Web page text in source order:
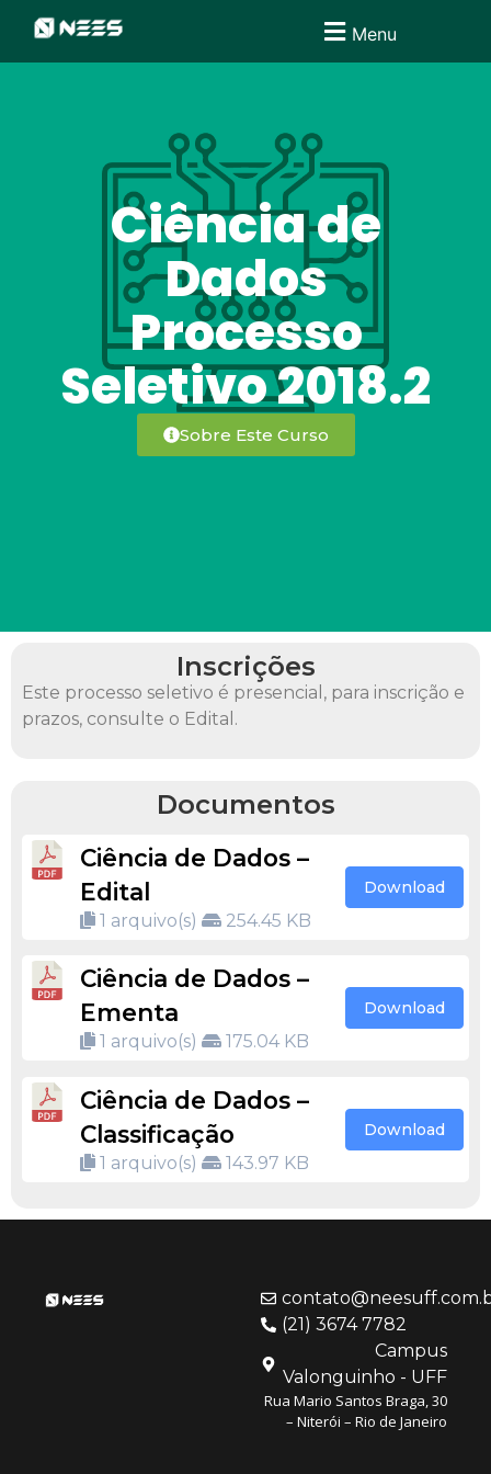
Menu
Ciência de
Dados
Processo
Seletivo 2018.2
Sobre Este Curso
Inscrições
Este processo seletivo é presencial, para inscrição e
prazos, consulte o Edital.
Documentos
Ciência de Dados –
Edital
1 arquivo(s) 254.45 KB
Download
Ciência de Dados –
Ementa
1 arquivo(s) 175.04 KB
Download
Ciência de Dados –
Classificação
1 arquivo(s) 143.97 KB
Download
(21) 3674 7782
Campus
Valonguinho - UFF
Rua Mario Santos Braga, 30
– Niterói – Rio de Janeiro